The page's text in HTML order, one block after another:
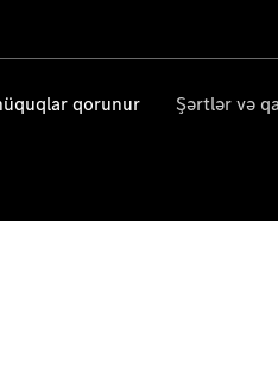
qorunur Şərtlər və